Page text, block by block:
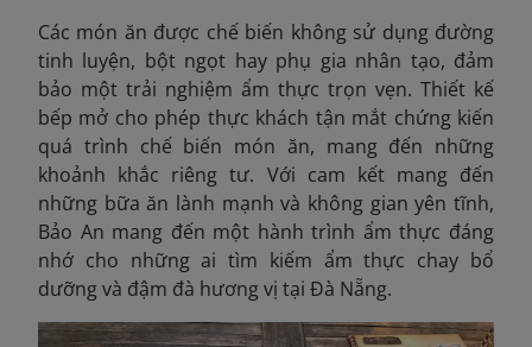
Các món ăn được chế biến không sử dụng đường
tinh luyện, bột ngọt hay phụ gia nhân tạo, đảm
bảo một trải nghiệm ẩm thực trọn vẹn. Thiết kế
bếp mở cho phép thực khách tận mắt chứng kiến
quá trình chế biến món ăn, mang đến những
khoảnh khắc riêng tư. Với cam kết mang đến
những bữa ăn lành mạnh và không gian yên tĩnh,
Bảo An mang đến một hành trình ẩm thực đáng
nhớ cho những ai tìm kiếm ẩm thực chay bổ
dưỡng và đậm đà hương vị tại Đà Nẵng.